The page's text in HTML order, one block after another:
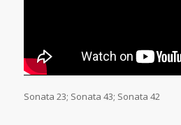
Sonata 23; Sonata 43; Sonata 42